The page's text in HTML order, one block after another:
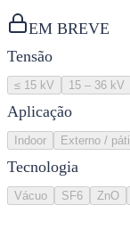
EM BREVE
Tensão
≤ 15 kV 15 – 36 kV
Aplicação
Indoor Externo /
Tecnologia
Vácuo SF6 ZnO